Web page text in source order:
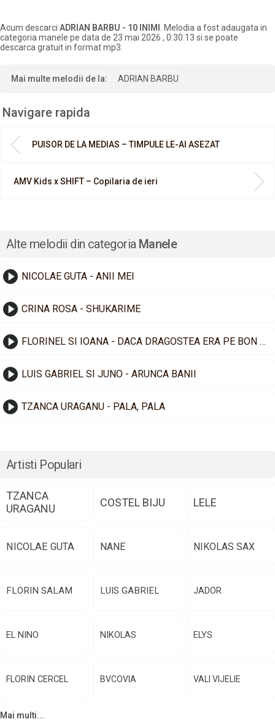
Acum descarci ADRIAN BARBU - 10 INIMI
. Melodia a fost adaugata in
categoria manele pe data de 23 mai 2026 , 0:30:13 si se poate
descarca gratuit in format mp3.
Mai multe melodii de la: ADRIAN BARBU
Navigare rapida
PUISOR DE LA MEDIAS – TIMPULE LE-AI ASEZAT
AMV Kids x SHIFT – Copilaria de ieri
Alte melodii din categoria Manele
NICOLAE GUTA - ANII MEI
CRINA ROSA - SHUKARIME
FLORINEL SI IOANA - DACA DRAGOSTEA ERA PE BON FISCAL
LUIS GABRIEL SI JUNO - ARUNCA BANII
TZANCA URAGANU - PALA, PALA
Artisti Populari
TZANCA
URAGANU
COSTEL BIJU LELE
NICOLAE GUTA NANE NIKOLAS SAX
FLORIN SALAM LUIS GABRIEL JADOR
EL NINO NIKOLAS ELYS
FLORIN CERCEL BVCOVIA VALI VIJELIE
Mai multi...